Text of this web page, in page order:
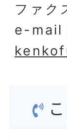
ファク
e-mail